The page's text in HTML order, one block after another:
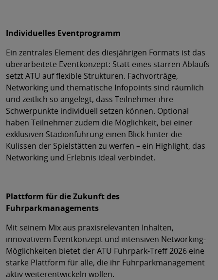
Individuelles Eventprogramm
Ein zentrales Element des diesjährigen Formats ist das
überarbeitete Eventkonzept: Statt eines starren Ablaufs
setzt ATU auf flexible Strukturen. Fachvorträge,
Networking und thematische Infopoints sind räumlich
und zeitlich so angelegt, dass Teilnehmer ihre
Schwerpunkte individuell setzen können. Optional
haben Teilnehmer zudem die Möglichkeit, bei einer
exklusiven Stadionführung einen Blick hinter die
Kulissen der Spielstätten zu werfen – ein Highlight, das
Networking und Erlebnis ideal verbindet.
Plattform für die Zukunft des
Fuhrparkmanagements
Mit seinem Mix aus praxisrelevanten Inhalten,
innovativem Eventkonzept und intensiven Networking-
Möglichkeiten bietet der ATU Fuhrpark-Treff 2026 eine
starke Plattform für alle, die ihr Fuhrparkmanagement
aktiv weiterentwickeln wollen.